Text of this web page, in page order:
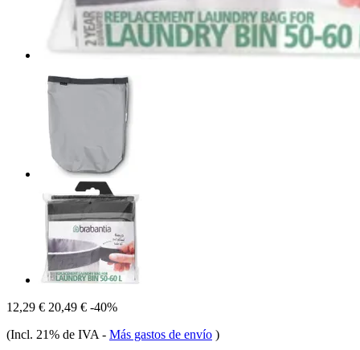
12,29 € 20,49 € -40%
(Incl. 21% de IVA - Más gastos de envío )